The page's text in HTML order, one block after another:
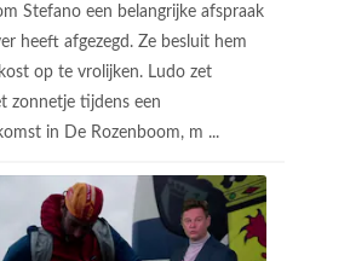
Stefano een belangrijke afspraak
heeft afgezegd. Ze besluit hem
op te vrolijken. Ludo zet
zonnetje tijdens een
in De Rozenboom, m ...